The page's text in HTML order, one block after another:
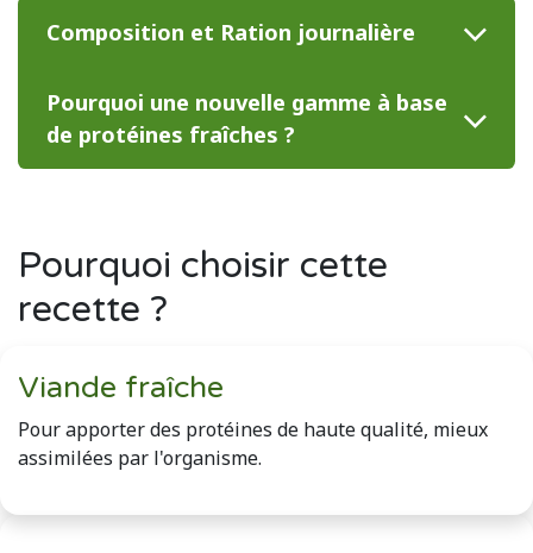
Composition et Ration journalière
Pourquoi une nouvelle gamme à base
de protéines fraîches ?
Pourquoi choisir​ cette
recette ?
Viande fraîche
Pour apporter des protéines de haute qualité, mieux
assimilées par l'organisme.